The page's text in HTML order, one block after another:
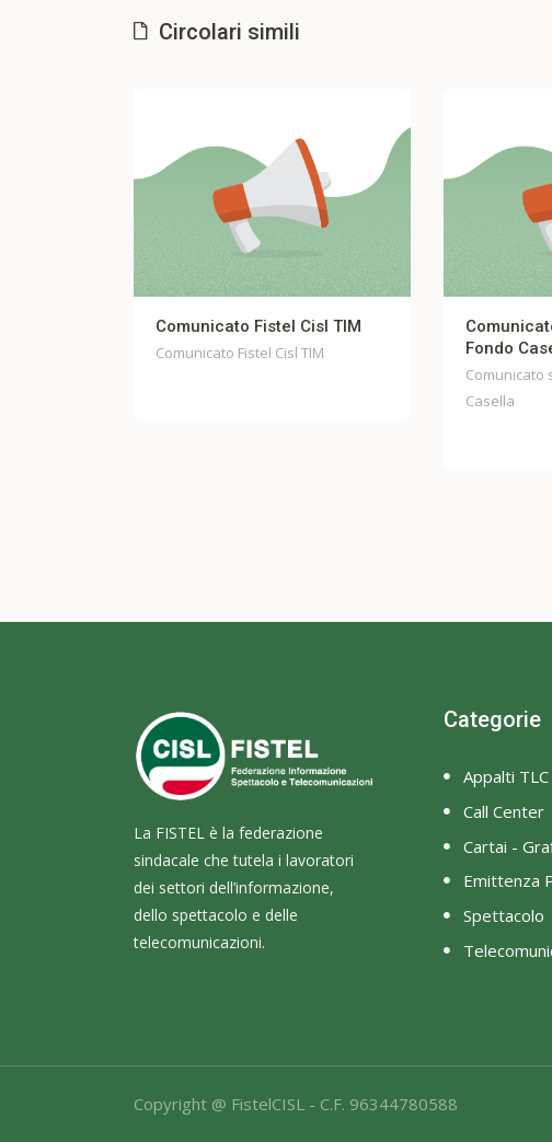
Circolari simili
Comunicato Fistel Cisl TIM
Comunicato Fistel Cisl TIM
Fondo
Comunicato
Casella
La FISTEL è la federazione
sindacale che tutela i lavoratori
dei settori dell’informazione,
dello spettacolo e delle
telecomunicazioni.
Categorie
Appalti TLC
Call Center
Cartai -
Emittenza
Spettacolo
Copyright @ FistelCISL - C.F. 96344780588